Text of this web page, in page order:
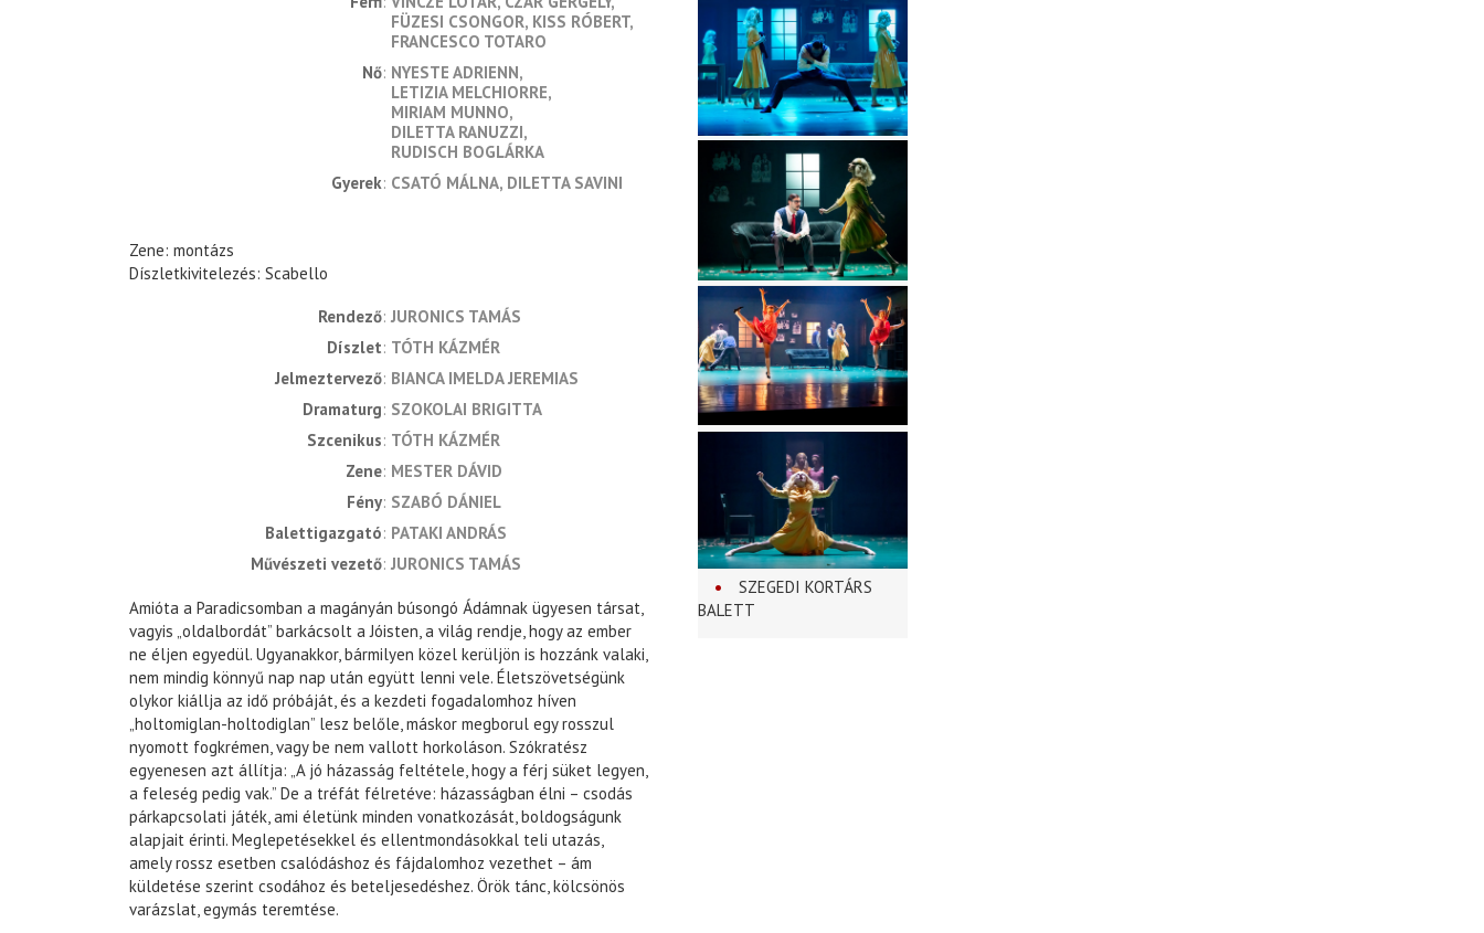
FÜZESI CSONGOR KISS RÓBERT
FRANCESCO TOTARO
Nő NYESTE ADRIENN
LETIZIA MELCHIORRE
MIRIAM MUNNO
DILETTA RANUZZI
RUDISCH BOGLÁRKA
Gyerek CSATÓ MÁLNA DILETTA SAVINI
Zene: montázs
Díszletkivitelezés: Scabello
rendező JURONICS TAMÁS
díszlet TÓTH KÁZMÉR
jelmeztervező BIANCA IMELDA JEREMIAS
dramaturg SZOKOLAI BRIGITTA
szcenikus TÓTH KÁZMÉR
zene MESTER DÁVID
fény SZABÓ DÁNIEL
balettigazgató PATAKI ANDRÁS
művészeti vezető JURONICS TAMÁS
Amióta a Paradicsomban a magányán búsongó Ádámnak ügyesen társat,
vagyis „oldalbordát” barkácsolt a Jóisten, a világ rendje, hogy az ember
ne éljen egyedül. Ugyanakkor, bármilyen közel kerüljön is hozzánk valaki,
nem mindig könnyű nap nap után együtt lenni vele. Életszövetségünk
olykor kiállja az idő próbáját, és a kezdeti fogadalomhoz híven
„holtomiglan-holtodiglan” lesz belőle, máskor megborul egy rosszul
nyomott fogkrémen, vagy be nem vallott horkoláson. Szókratész
egyenesen azt állítja: „A jó házasság feltétele, hogy a férj süket legyen,
a feleség pedig vak.” De a tréfát félretéve: házasságban élni – csodás
párkapcsolati játék, ami életünk minden vonatkozását, boldogságunk
alapjait érinti. Meglepetésekkel és ellentmondásokkal teli utazás,
amely rossz esetben csalódáshoz és fájdalomhoz vezethet – ám
küldetése szerint csodához és beteljesedéshez. Örök tánc, kölcsönös
varázslat, egymás teremtése.
SZEGEDI KORTÁRS
BALETT